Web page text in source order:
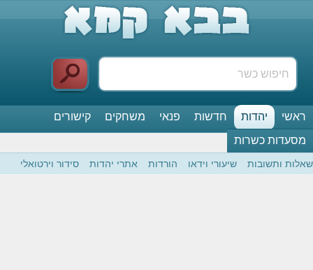
ראשי יהדות חדשות פנאי משחקים
קישורים
מסעדות כשרות
שאלות ותשובות שיעורי וידאו הורדות אתרי יהדות סידור וירטואלי